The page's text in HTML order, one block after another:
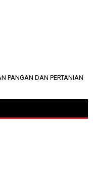
PANGAN DAN PERTANIAN